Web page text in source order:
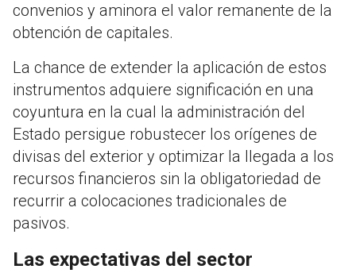
convenios y aminora el valor remanente de la
obtención de capitales.
La chance de extender la aplicación de estos
instrumentos adquiere significación en una
coyuntura en la cual la administración del
Estado persigue robustecer los orígenes de
divisas del exterior y optimizar la llegada a los
recursos financieros sin la obligatoriedad de
recurrir a colocaciones tradicionales de
pasivos.
Las expectativas del sector